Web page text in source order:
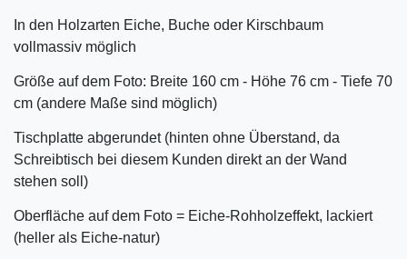
In den Holzarten Eiche, Buche oder Kirschbaum
vollmassiv möglich
Größe auf dem Foto: Breite 160 cm - Höhe 76 cm - Tiefe 70
cm (andere Maße sind möglich)
Tischplatte abgerundet (hinten ohne Überstand, da
Schreibtisch bei diesem Kunden direkt an der Wand
stehen soll)
Oberfläche auf dem Foto = Eiche-Rohholzeffekt, lackiert
(heller als Eiche-natur)